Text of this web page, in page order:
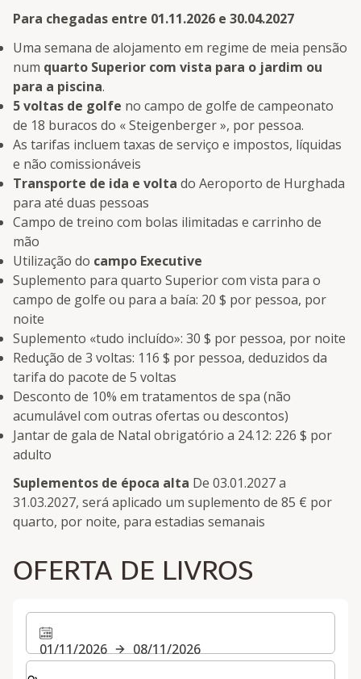
Para chegadas entre 01.11.2026 e 30.04.2027
Uma semana de alojamento em regime de meia pensão
num quarto Superior com vista para o jardim ou
para a piscina.
5 voltas de golfe no campo de golfe de campeonato
de 18 buracos do « Steigenberger », por pessoa.
As tarifas incluem taxas de serviço e impostos, líquidas
e não comissionáveis
Transporte de ida e volta do Aeroporto de Hurghada
para até duas pessoas
Campo de treino com bolas ilimitadas e carrinho de
mão
Utilização do campo Executive
Suplemento para quarto Superior com vista para o
campo de golfe ou para a baía: 20 $ por pessoa, por
noite
Suplemento «tudo incluído»: 30 $ por pessoa, por noite
Redução de 3 voltas: 116 $ por pessoa, deduzidos da
tarifa do pacote de 5 voltas
Desconto de 10% em tratamentos de spa (não
acumulável com outras ofertas ou descontos)
Jantar de gala de Natal obrigatório a 24.12: 226 $ por
adulto
Suplementos de época alta De 03.01.2027 a
31.03.2027, será aplicado um suplemento de 85 € por
quarto, por noite, para estadias semanais
OFERTA DE LIVROS
01/11/2026
08/11/2026
Selecionar o número de quartos e de hóspedes para a